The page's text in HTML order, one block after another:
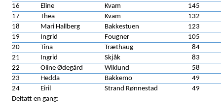
16
Eline Kvam
145
17
Thea Kvam
132
18
Mari Hallberg Bakkestuen
123
19
Ingrid Fougner
105
20
Tina Træthaug
84
21
Ingrid Skjåk
83
22
Oline Ødegård Wiklund
58
23
Hedda Bakkemo
49
24
Eiril Strand Rønnestad
49
Deltatt en gang: